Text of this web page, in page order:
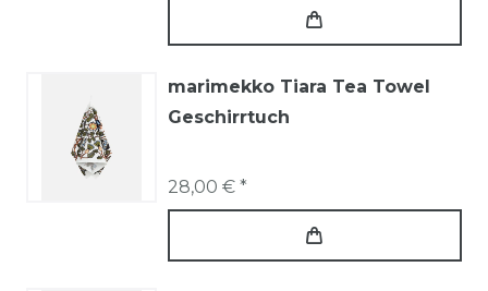
marimekko Tiara Tea Towel
Geschirrtuch
28,00 € *